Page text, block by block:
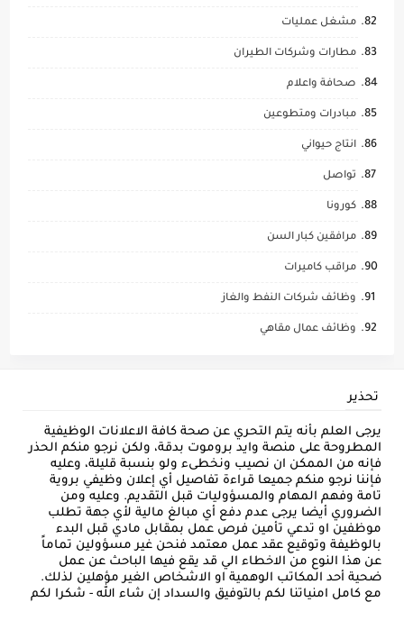
مشغل عمليات
مطارات وشركات الطيران
صحافة واعلام
مبادرات ومتطوعين
انتاج حيواني
تواصل
كورونا
مرافقين كبار السن
مراقب كاميرات
وظائف شركات النفط والغاز
وظائف عمال مقاهي
تحذير
يرجى العلم بأنه يتم التحري عن صحة كافة الاعلانات الوظيفية
المطروحة على منصة وايد بروموت بدقة، ولكن نرجو منكم الحذر
فإنه من الممكن ان نصيب ونخطىء ولو بنسبة قليلة، وعليه
فإننا نرجو منكم جميعا قراءة تفاصيل أي إعلان وظيفي بروية
تامة وفهم المهام والمسؤوليات قبل التقديم. وعليه ومن
الضروري أيضا يرجى عدم دفع أي مبالغ مالية لأي جهة تطلب
موظفين او تدعي تأمين فرص عمل بمقابل مادي قبل البدء
بالوظيفة وتوقيع عقد عمل معتمد فنحن غير مسؤولين تماماً
عن هذا النوع من الاخطاء الي قد يقع فيها الباحث عن عمل
ضحية أحد المكاتب الوهمية او الاشخاص الغير مؤهلين لذلك.
مع كامل امنياتنا لكم بالتوفيق والسداد إن شاء الله - شكرا لكم